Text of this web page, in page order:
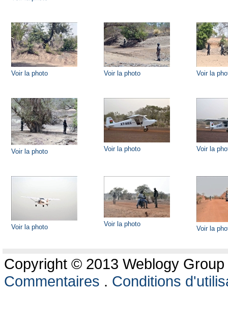
Voir la photo Voir la photo Voir la
Voir la photo Voir la photo Voir la
Voir la photo Voir la photo
Voir la
Copyright © 2013 Weblogy
Commentaires . Conditions